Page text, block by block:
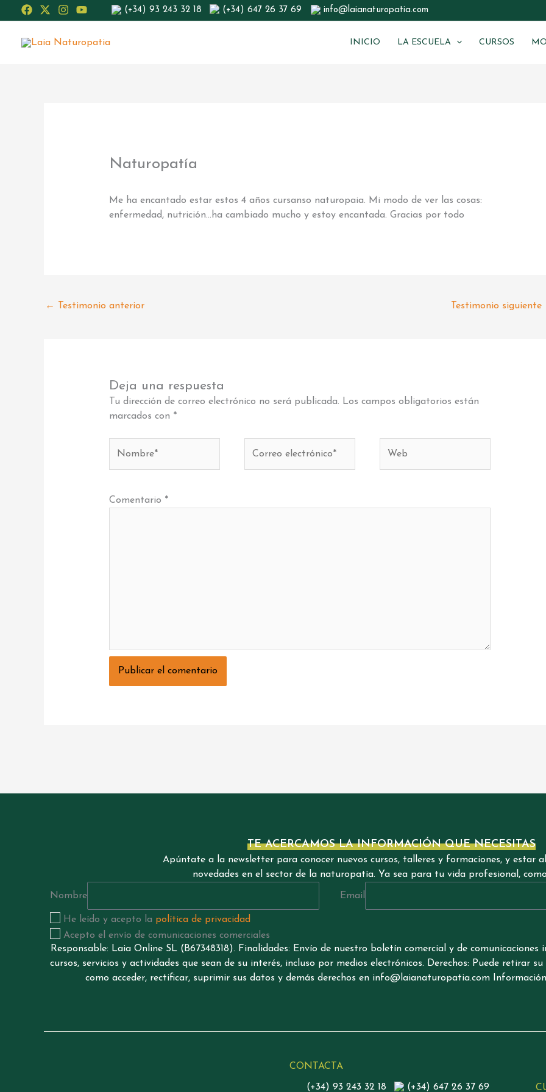
al
contenido
(+34) 93 243 32 18 (+34) 647 26 37 69 info@laianaturopatia.com
INICIO LA ESCUELA CURSOS
Naturopatía
Me ha encantado estar estos 4 años cursanso naturopaia. Mi modo de ver las cosas:
enfermedad, nutrición…ha cambiado mucho y estoy encantada. Gracias por todo
← Testimonio anterior Testimonio siguiente
Deja una respuesta
Tu dirección de correo electrónico no será publicada. Los campos obligatorios están
marcados con *
electrónico*
Comentario *
TE ACERCAMOS LA INFORMACIÓN QUE NECESITAS
Apúntate a la newsletter para conocer nuevos cursos, talleres y formaciones, y estar
novedades en el sector de la naturopatía. Ya sea para tu vida profesional,
Nombre Email
He leído y acepto la política de privacidad
Acepto el envío de comunicaciones comerciales
Responsable: Laia Online SL (B67348318). Finalidades: Envío de nuestro boletín comercial y de
cursos, servicios y actividades que sean de su interés, incluso por medios electrónicos. Derechos: Puede retirar
como acceder, rectificar, suprimir sus datos y demás derechos en info@laianaturopatia.com
CONTACTA
(+34) 93 243 32 18 (+34) 647 26 37 69